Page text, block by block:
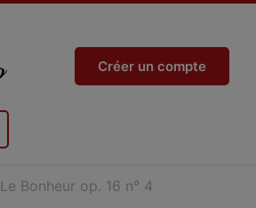
Créer un compte
Le Bonheur op. 16 n° 4